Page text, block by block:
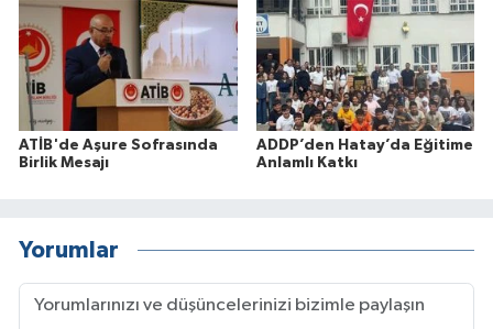
ATİB'de Aşure Sofrasında
Birlik Mesajı
ADDP’den Hatay’da Eğitime
Anlamlı Katkı
Yorumlar